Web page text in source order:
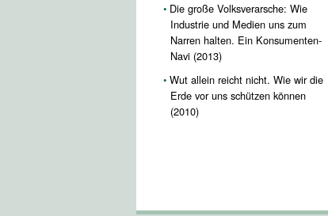
Die große Volksverarsche: Wie
Industrie und Medien uns zum
Narren halten. Ein Konsumenten-
Navi (2013)
Wut allein reicht nicht. Wie wir die
Erde vor uns schützen können
(2010)